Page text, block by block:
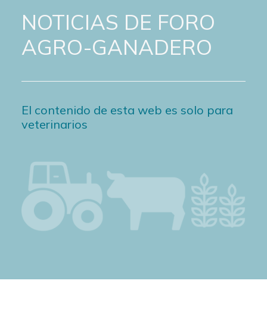
NOTICIAS DE FORO
AGRO-GANADERO
El contenido de esta web es solo para
veterinarios